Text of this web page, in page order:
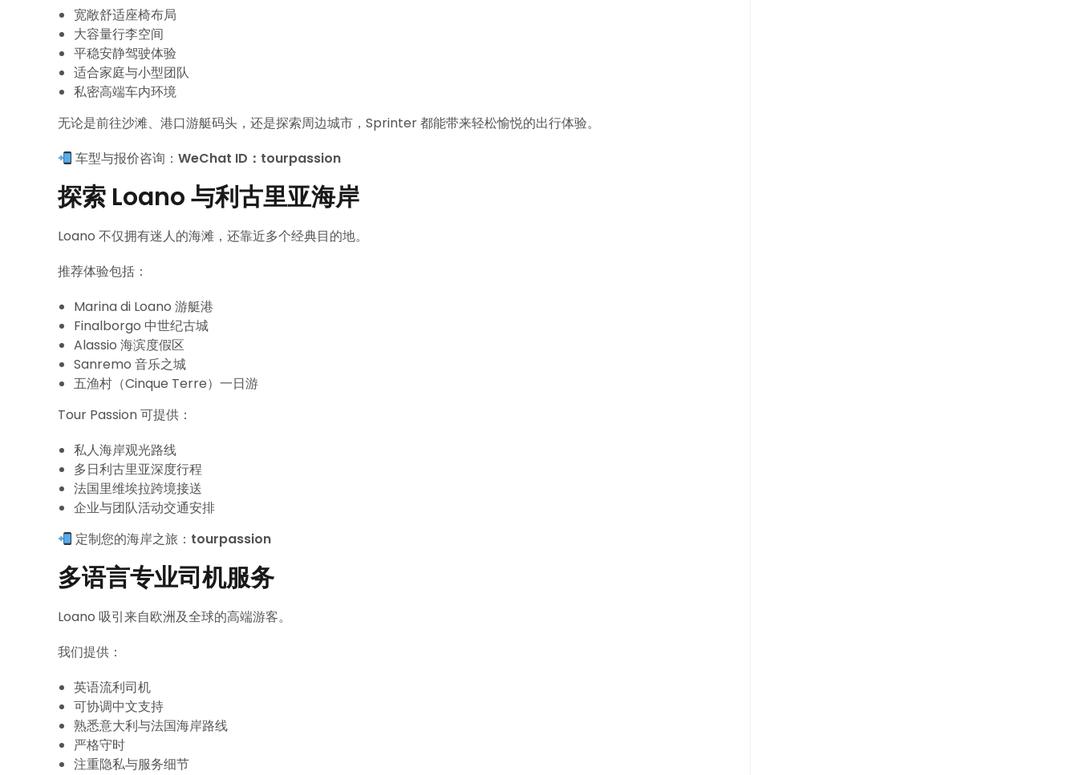
宽敞舒适座椅布局
大容量行李空间
平稳安静驾驶体验
适合家庭与小型团队
私密高端车内环境
无论是前往沙滩、港口游艇码头，还是探索周边城市，Sprinter 都能带来轻松愉悦的出行体验。
车型与报价咨询：WeChat ID：tourpassion
探索 Loano 与利古里亚海岸
Loano 不仅拥有迷人的海滩，还靠近多个经典目的地。
推荐体验包括：
Marina di Loano 游艇港
Finalborgo 中世纪古城
Alassio 海滨度假区
Sanremo 音乐之城
五渔村（Cinque Terre）一日游
Tour Passion 可提供：
私人海岸观光路线
多日利古里亚深度行程
法国里维埃拉跨境接送
企业与团队活动交通安排
定制您的海岸之旅： tourpassion
多语言专业司机服务
Loano 吸引来自欧洲及全球的高端游客。
我们提供：
英语流利司机
可协调中文支持
熟悉意大利与法国海岸路线
严格守时
注重隐私与服务细节